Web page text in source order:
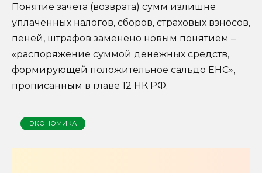
Понятие зачета (возврата) сумм излишне
уплаченных налогов, сборов, страховых взносов,
пеней, штрафов заменено новым понятием –
«распоряжение суммой денежных средств,
формирующей положительное сальдо ЕНС»,
прописанным в главе 12 НК РФ.
ЭКОНОМИКА